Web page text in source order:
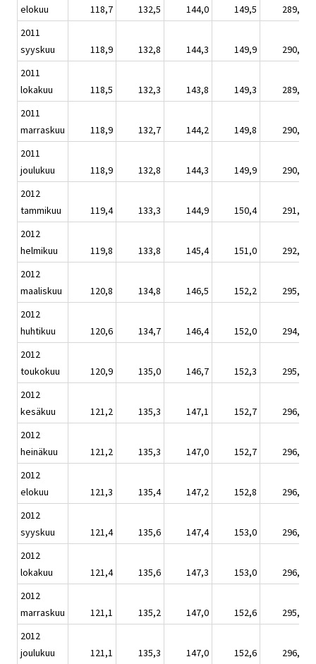
elokuu
118,7 132,5 144,0 149,5
289,9
2011
syyskuu
118,9 132,8 144,3 149,9
290,6
2011
lokakuu
118,5 132,3 143,8 149,3
289,5
2011
marraskuu
118,9 132,7 144,2 149,8
290,4
2011
joulukuu
118,9 132,8 144,3 149,9
290,6
2012
tammikuu
119,4 133,3 144,9 150,4
291,7
2012
helmikuu
119,8 133,8 145,4 151,0
292,7
2012
maaliskuu
120,8 134,8 146,5 152,2
295,1
2012
huhtikuu
120,6 134,7 146,4 152,0
294,7
2012
toukokuu
120,9 135,0 146,7 152,3
295,4
2012
kesäkuu
121,2 135,3 147,1 152,7
296,1
2012
heinäkuu
121,2 135,3 147,0 152,7
296,1
2012
elokuu
121,3 135,4 147,2 152,8
296,4
2012
syyskuu
121,4 135,6 147,4 153,0
296,7
2012
lokakuu
121,4 135,6 147,3 153,0
296,6
2012
marraskuu
121,1 135,2 147,0 152,6
295,9
2012
joulukuu
121,1 135,3 147,0 152,6 296,0